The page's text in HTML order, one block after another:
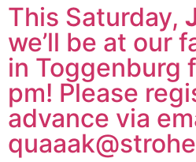
This Saturday,
we’ll be at our
in Toggenburg
pm! Please
advance via